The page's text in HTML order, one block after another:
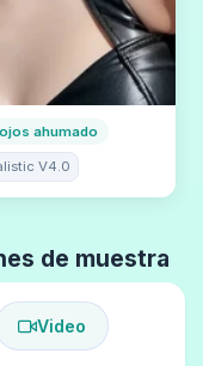
ahumado
V4.0
de muestra
Video